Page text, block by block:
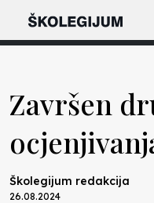
Završen
Školegijum redakcija
26.08.2024